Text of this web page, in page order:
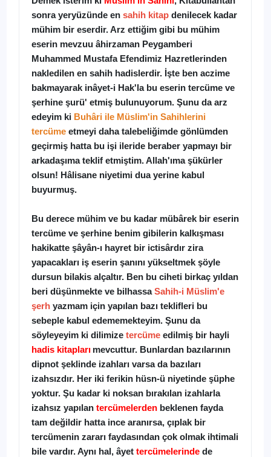
sonra yeryüzünde en sahih kitap denilecek kadar
mühim bir eserdir. Arz ettiğim gibi bu mühim
eserin mevzuu âhirzaman Peygamberi
Muhammed Mustafa Efendimiz Hazretlerinden
nakledilen en sahih hadislerdir. İşte ben aczime
bakmayarak inâyet-i Hak'la bu eserin tercüme ve
şerhine şurü' etmiş bulunuyorum. Şunu da arz
edeyim ki Buhâri ile Müslim'in Sahihlerini
tercüme etmeyi daha talebeliğimde gönlümden
geçirmiş hatta bu işi ileride beraber yapmayı bir
arkadaşıma teklif etmiştim. Allah'ıma şükürler
olsun! Hâlisane niyetimi dua yerine kabul
buyurmuş.
Bu derece mühim ve bu kadar mübârek bir eserin
tercüme ve şerhine benim gibilerin kalkışması
hakikatte şâyân-ı hayret bir ictisârdır zira
yapacakları iş eserin şanını yükseltmek şöyle
dursun bilakis alçaltır. Ben bu ciheti birkaç yıldan
beri düşünmekte ve bilhassaSahih-i Müslim'e
şerh yazmam için yapılan bazı teklifleri bu
sebeple kabul edememekteyim. Şunu da
söyleyeyim ki dilimize tercüme edilmiş bir hayli
hadis kitapları mevcuttur. Bunlardan bazılarının
dipnot şeklinde izahları varsa da bazıları
izahsızdır. Her iki ferikin hüsn-ü niyetinde şüphe
yoktur. Şu kadar ki noksan bırakılan izahlarla
izahsız yapılan tercümelerden beklenen fayda
tam değildir hatta ince aranırsa, çıplak bir
tercümenin zararı faydasından çok olmak ihtimali
bile vardır. Aynı hal, âyet tercümelerinde de